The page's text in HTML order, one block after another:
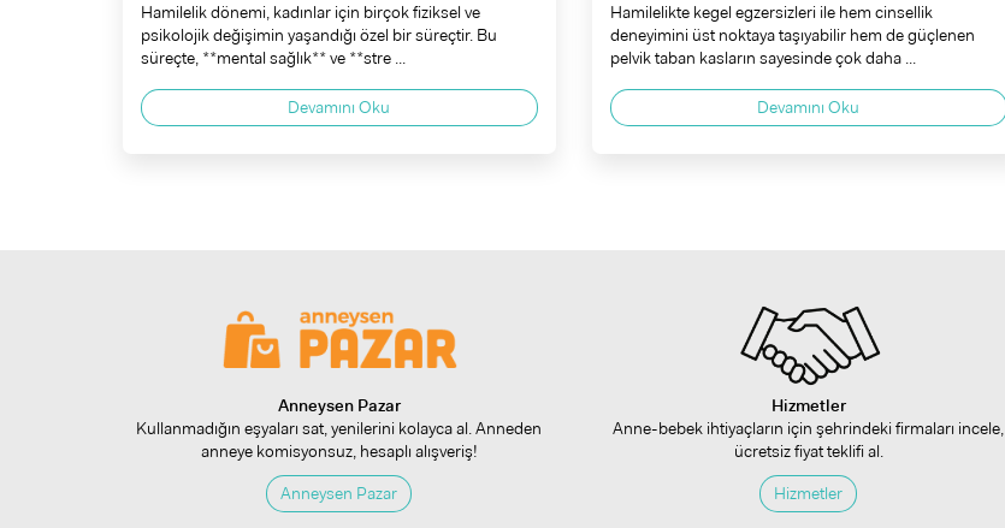
Hamilelik dönemi, kadınlar için birçok fiziksel ve
psikolojik değişimin yaşandığı özel bir süreçtir. Bu
süreçte, **mental sağlık** ve **stre ...
Devamını Oku
Hamilelikte kegel egzersizleri ile hem cinsellik
deneyimini üst noktaya taşıyabilir hem de güçlenen
pelvik taban kasların sayesinde çok daha ...
Devamını Oku
Anneysen Pazar
Kullanmadığın eşyaları sat, yenilerini kolayca al. Anneden
anneye komisyonsuz, hesaplı alışveriş!
Anneysen Pazar
Hizmetler
Anne-bebek ihtiyaçların için şehrindeki firmaları incele,
ücretsiz fiyat teklifi al.
Hizmetler